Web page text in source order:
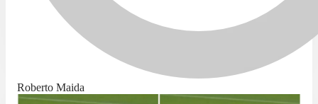
Roberto Maida